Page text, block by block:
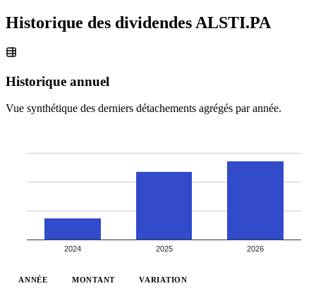
Historique des dividendes ALSTI.PA
Historique annuel
Vue synthétique des derniers détachements agrégés par année.
2024 2025 2026
ANNÉE MONTANT VARIATION